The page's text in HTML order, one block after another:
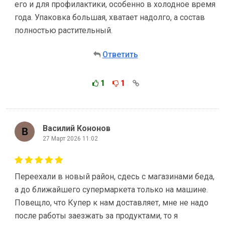
его и для профилактики, особенно в холодное время
года. Упаковка большая, хватает надолго, а состав
полностью растительный.
Ответить
1 1
Василий Кононов
27 Март 2026 11:02
Переехали в новый район, сдесь с магазинами беда,
а до ближайшего супермаркета только на машине.
Повещло, что Купер к нам доставляет, мне не надо
после работы заезжать за продуктами, то я